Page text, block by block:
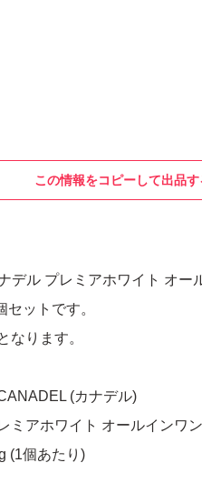
この情報をコピーして出品す
デル プレミアホワイト オー
セットです。
なります。
(カナデル)
ミアホワイト オールインワン
(1個あたり)